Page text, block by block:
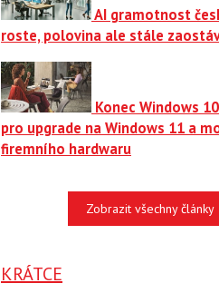
AI gramotnost
roste, polovina ale stále
Konec Windows
pro upgrade na Windows 11 a
firemního hardwaru
Zobrazit všechny články
KRÁTCE